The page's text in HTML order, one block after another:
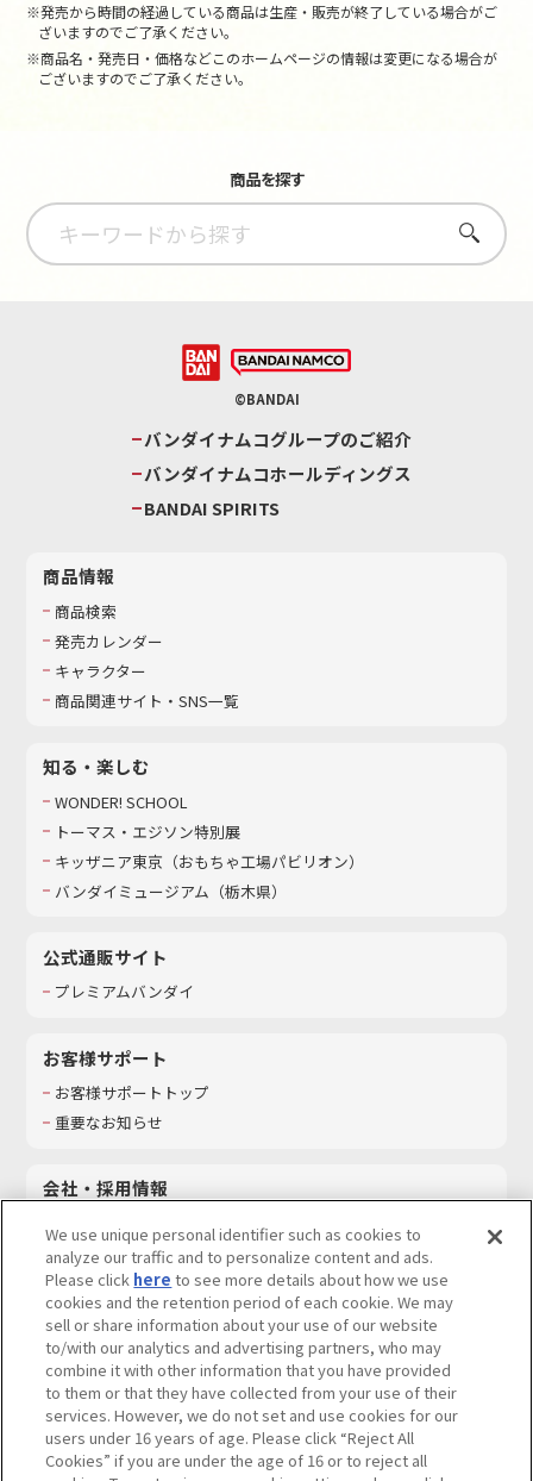
※発売から時間の経過している商品は生産・販売が終了している場合がご
ざいますのでご了承ください。
※商品名・発売日・価格などこのホームページの情報は変更になる場合が
ございますのでご了承ください。
商品を探す
さがす
©BANDAI
バンダイナムコグループのご紹介
バンダイナムコホールディングス
BANDAI SPIRITS
商品情報
商品検索
発売カレンダー
キャラクター
商品関連サイト・SNS一覧
知る・楽しむ
WONDER! SCHOOL
トーマス・エジソン特別展
キッザニア東京（おもちゃ工場パビリオン）​
バンダイミュージアム（栃木県）
公式通販サイト
プレミアムバンダイ
お客様サポート
お客様サポートトップ
重要なお知らせ
会社・採用情報
採用情報
サステナビリティ
お問い合わせ
ウェブサイトご利用条件 ソーシャルメディアポリシー
個人情報及び特定個人情報等の取り扱いに関する保護方針
We use unique personal identifier such as cookies to
analyze our traffic and to personalize content and ads.
Please click here to see more details about how we use
cookies and the retention period of each cookie. We may
sell or share information about your use of our website
to/with our analytics and advertising partners, who may
combine it with other information that you have provided
to them or that they have collected from your use of their
services. However, we do not set and use cookies for our
users under 16 years of age. Please click “Reject All
Cookies” if you are under the age of 16 or to reject all